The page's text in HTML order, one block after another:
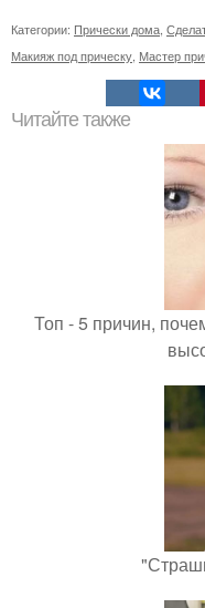
Категории: Прически дома
Макияж под прическу Мастер
Читайте также
Топ - 5 причин,